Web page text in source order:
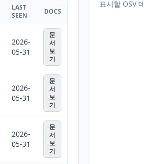
LAST
SEEN
DOCS
2026-
05-31
문
서
보
기
2026-
05-31
문
서
보
기
2026-
05-31
문
서
보
기
표시할 OSV